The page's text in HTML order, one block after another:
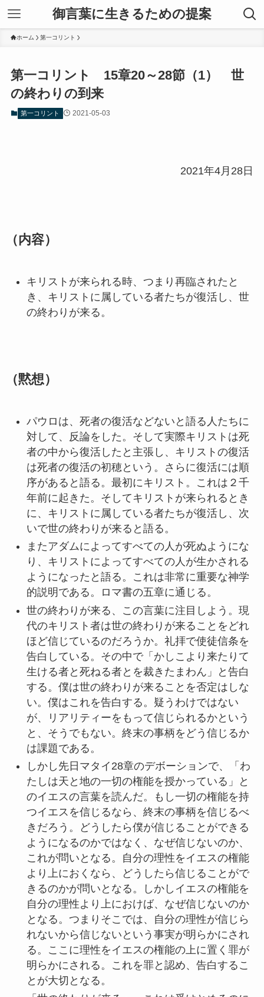
御言葉に生きるための提案
ホーム 第一コリント
第一コリント 15章20～28節（1） 世
の終わりの到来
第一コリント 2021-05-03
2021年4月28日
（内容）
キリストが来られる時、つまり再臨されたと
き、キリストに属している者たちが復活し、世
の終わりが来る。
（黙想）
パウロは、死者の復活などないと語る人たちに
対して、反論をした。そして実際キリストは死
者の中から復活したと主張し、キリストの復活
は死者の復活の初穂という。さらに復活には順
序があると語る。最初にキリスト。これは２千
年前に起きた。そしてキリストが来られるとき
に、キリストに属している者たちが復活し、次
いで世の終わりが来ると語る。
またアダムによってすべての人が死ぬようにな
り、キリストによってすべての人が生かされる
ようになったと語る。これは非常に重要な神学
的説明である。ロマ書の五章に通じる。
世の終わりが来る、この言葉に注目しよう。現
代のキリスト者は世の終わりが来ることをどれ
ほど信じているのだろうか。礼拝で使徒信条を
告白している。その中で「かしこより来たりて
生ける者と死ねる者とを裁きたまわん」と告白
する。僕は世の終わりが来ることを否定はしな
い。僕はこれを告白する。疑うわけではない
が、リアリティーをもって信じられるかという
と、そうでもない。終末の事柄をどう信じるか
は課題である。
しかし先日マタイ28章のデボーションで、「わ
たしは天と地の一切の権能を授かっている」と
のイエスの言葉を読んだ。もし一切の権能を持
つイエスを信じるなら、終末の事柄を信じるべ
きだろう。どうしたら僕が信じることができる
ようになるのかではなく、なぜ信じないのか、
これが問いとなる。自分の理性をイエスの権能
より上におくなら、どうしたら信じることがで
きるのかが問いとなる。しかしイエスの権能を
自分の理性より上におけば、なぜ信じないのか
となる。つまりそこでは、自分の理性が信じら
れないから信じないという事実が明らかにされ
る。ここに理性をイエスの権能の上に置く罪が
明らかにされる。これを罪と認め、告白するこ
とが大切となる。